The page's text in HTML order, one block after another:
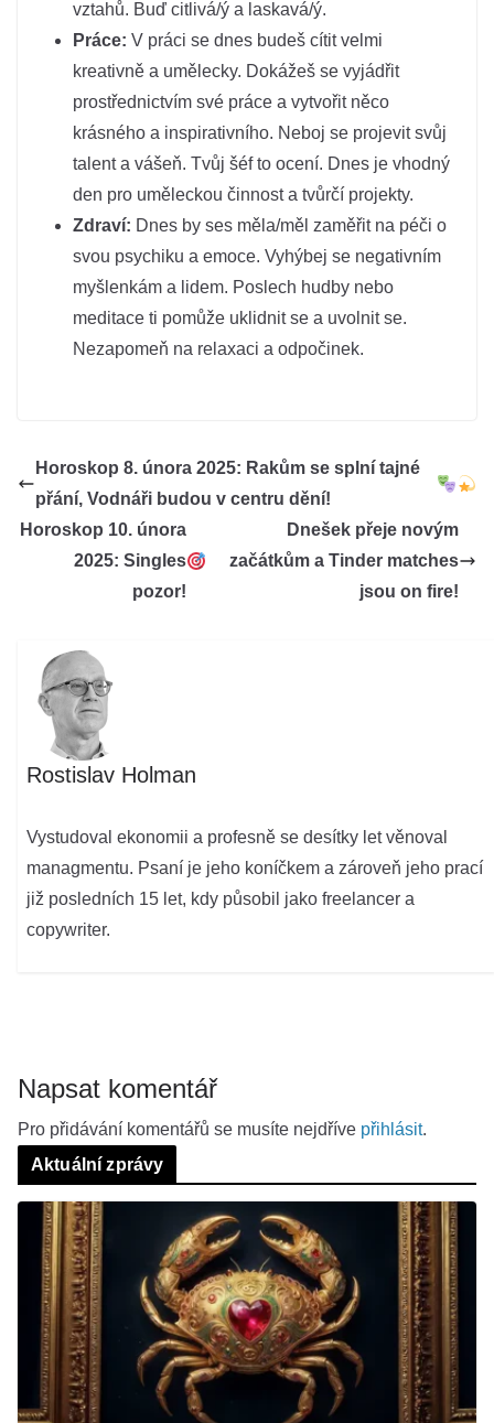
vztahů. Buď citlivá/ý a laskavá/ý.
Práce: V práci se dnes budeš cítit velmi
kreativně a umělecky. Dokážeš se vyjádřit
prostřednictvím své práce a vytvořit něco
krásného a inspirativního. Neboj se projevit svůj
talent a vášeň. Tvůj šéf to ocení. Dnes je vhodný
den pro uměleckou činnost a tvůrčí projekty.
Zdraví: Dnes by ses měla/měl zaměřit na péči o
svou psychiku a emoce. Vyhýbej se negativním
myšlenkám a lidem. Poslech hudby nebo
meditace ti pomůže uklidnit se a uvolnit se.
Nezapomeň na relaxaci a odpočinek.
Horoskop 8. února 2025: Rakům se splní tajné
přání, Vodnáři budou v centru dění!
Horoskop 10. února
2025: Singles
pozor!
Dnešek přeje novým
začátkům a Tinder matches
jsou on fire!
Rostislav Holman
Vystudoval ekonomii a profesně se desítky let věnoval
managmentu. Psaní je jeho koníčkem a zároveň jeho prací
již posledních 15 let, kdy působil jako freelancer a
copywriter.
Napsat komentář
Pro přidávání komentářů se musíte nejdříve přihlásit.
Aktuální zprávy